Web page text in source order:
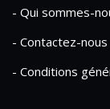
- Qui sommes-
- Contactez-nous
- Conditions